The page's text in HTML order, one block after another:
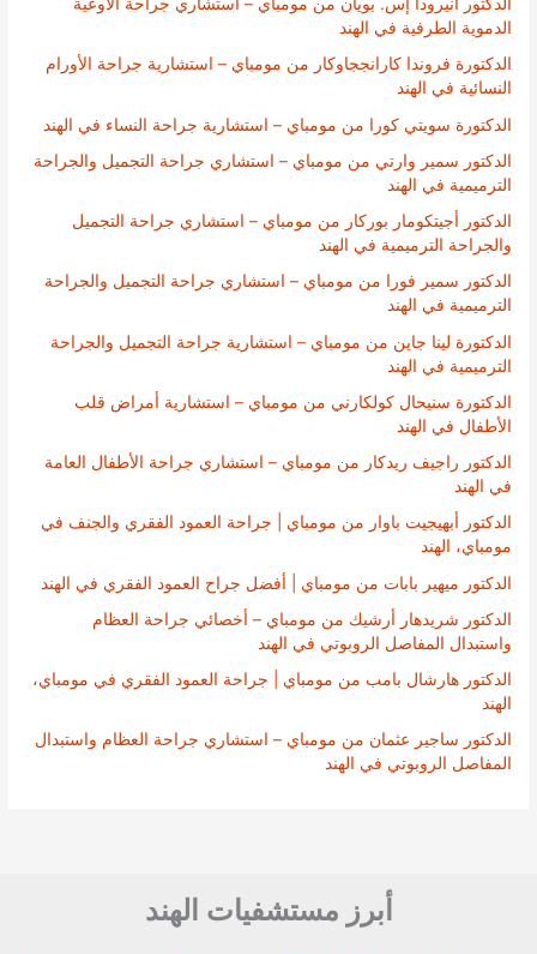
الدموية الطرفية في الهند
الدكتورة فروندا كارانججاوكار من مومباي – استشارية جراحة الأورام
النسائية في الهند
الدكتورة سويتي كورا من مومباي – استشارية جراحة النساء في الهند
الدكتور سمير وارتي من مومباي – استشاري جراحة التجميل والجراحة
الترميمية في الهند
الدكتور أجيتكومار بوركار من مومباي – استشاري جراحة التجميل
والجراحة الترميمية في الهند
الدكتور سمير فورا من مومباي – استشاري جراحة التجميل والجراحة
الترميمية في الهند
الدكتورة لينا جاين من مومباي – استشارية جراحة التجميل والجراحة
الترميمية في الهند
الدكتورة سنيحال كولكارني من مومباي – استشارية أمراض قلب
الأطفال في الهند
الدكتور راجيف ريدكار من مومباي – استشاري جراحة الأطفال العامة
في الهند
الدكتور أبهيجيت باوار من مومباي | جراحة العمود الفقري والجنف في
مومباي، الهند
الدكتور ميهير بابات من مومباي | أفضل جراح العمود الفقري في الهند
الدكتور شريدهار أرشيك من مومباي – أخصائي جراحة العظام
واستبدال المفاصل الروبوتي في الهند
الدكتور هارشال بامب من مومباي | جراحة العمود الفقري في مومباي،
الهند
الدكتور ساجير عثمان من مومباي – استشاري جراحة العظام واستبدال
المفاصل الروبوتي في الهند
أبرز مستشفيات الهند